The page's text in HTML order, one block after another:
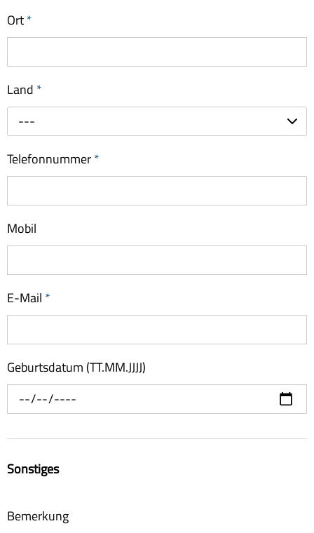
Ort*
Land *
---
Telefonnummer*
Mobil
E-Mail *
Geburtsdatum (TT.MM.JJJJ)
Sonstiges
Bemerkung